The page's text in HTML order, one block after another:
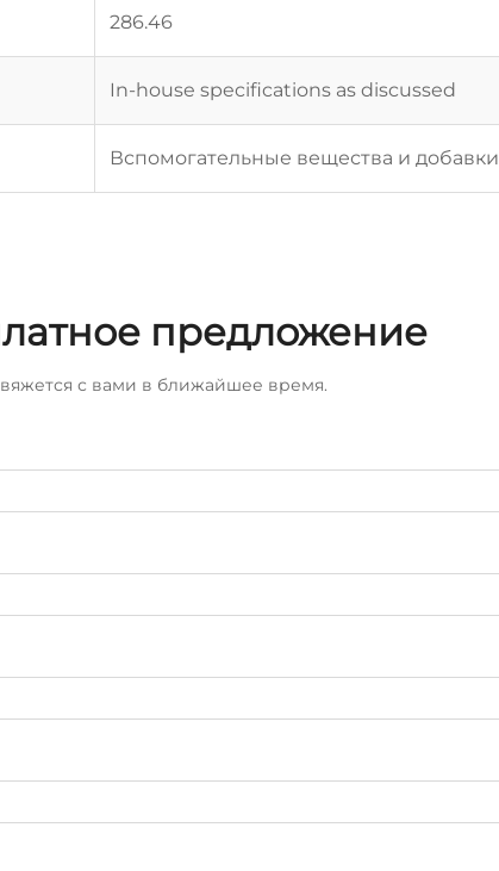
286.46
In-house specifications as discussed
Вспомогательные вещества и добавки
предложение
с вами в ближайшее время.